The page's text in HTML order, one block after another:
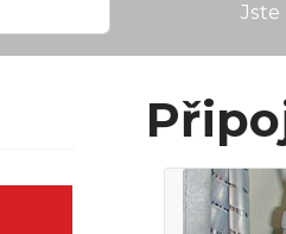
Jste